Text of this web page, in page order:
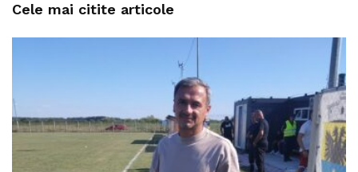
Cele mai citite articole